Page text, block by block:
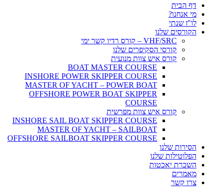
דף הבית
מי אנחנו?
לו"ז שנתי
הקורסים שלנו
VHF/SRC – קורס רדיו קשר ימי
קורסי הסקיפרים שלנו
קורס איש צוות מנועית
BOAT MASTER COURSE
INSHORE POWER SKIPPER COURSE
MASTER OF YACHT – POWER BOAT
OFFSHORE POWER BOAT SKIPPER
COURSE
קורס איש צוות מפרשית
INSHORE SAIL BOAT SKIPPER COURSE
MASTER OF YACHT – SAILBOAT
OFFSHORE SAILBOAT SKIPPER COURSE
הסירות שלנו
הפלוטילות שלנו
השכרת יאכטות
מאמרים
צרו קשר